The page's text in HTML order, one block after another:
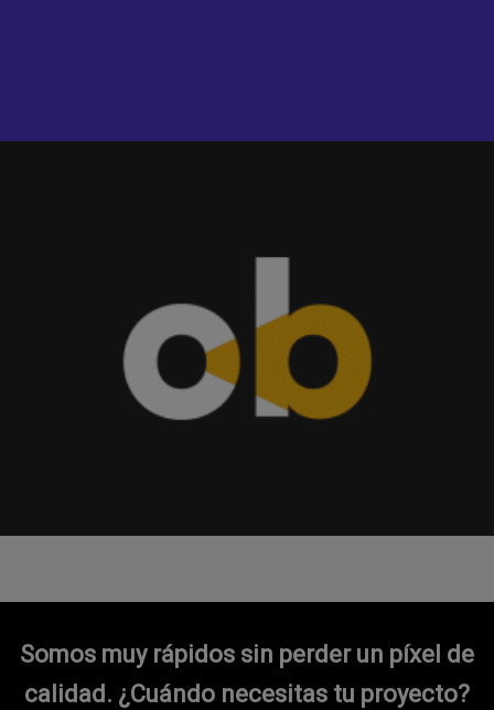
Somos muy rápidos sin perder un píxel de
calidad. ¿Cuándo necesitas tu proyecto?